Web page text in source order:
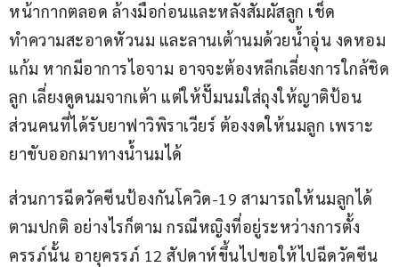
หน้ากากตลอด ล้างมือก่อนและหลังสัมผัสลูก เช็ด
ทำความสะอาดหัวนม และลานเต้านมด้วยน้ำอุ่น งดหอม
แก้ม หากมีอาการไอจาม อาจจะต้องหลีกเลี่ยงการใกล้ชิด
ลูก เลี่ยงดูดนมจากเต้า แต่ให้ปั๊มนมใส่ถุงให้ญาติป้อน
ส่วนคนที่ได้รับยาฟาวิพิราเวียร์ ต้องงดให้นมลูก เพราะ
ยาขับออกมาทางน้ำนมได้
ส่วนการฉีดวัคซีนป้องกันโควิด-19 สามารถให้นมลูกได้
ตามปกติ อย่างไรก็ตาม กรณีหญิงที่อยู่ระหว่างการตั้ง
ครรภ์นั้น อายุครรภ์ 12 สัปดาห์ขึ้นไปขอให้ไปฉีดวัคซีน